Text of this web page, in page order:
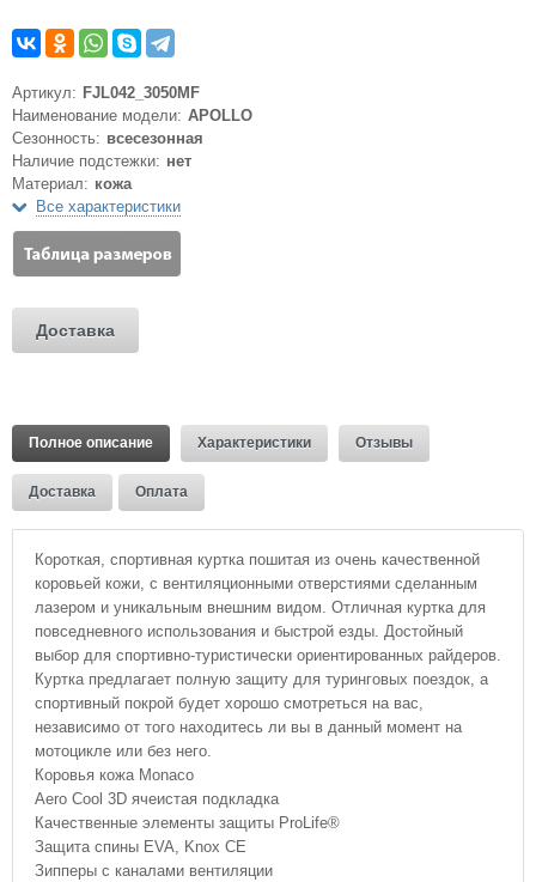
Артикул: FJL042_3050MF
Наименование модели: APOLLO
Сезонность: всесезонная
Наличие подстежки: нет
Материал: кожа
Все характеристики
Доставка
Полное описание Характеристики Отзывы
Доставка Оплата
Короткая, спортивная куртка пошитая из очень качественной
коровьей кожи, с вентиляционными отверстиями сделанным
лазером и уникальным внешним видом. Отличная куртка для
повседневного использования и быстрой езды. Достойный
выбор для спортивно-туристически ориентированных райдеров.
Куртка предлагает полную защиту для туринговых поездок, а
спортивный покрой будет хорошо смотреться на вас,
независимо от того находитесь ли вы в данный момент на
мотоцикле или без него.
Коровья кожа Monaco
Aero Cool 3D ячеистая подкладка
Качественные элементы защиты ProLife®
Защита спины EVA, Knox CE
Зипперы с каналами вентиляции